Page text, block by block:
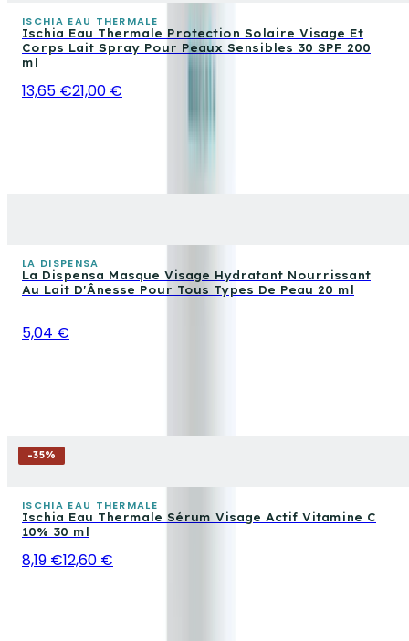
ISCHIA EAU THERMALE
Ischia Eau Thermale Protection Solaire Visage Et
Corps Lait Spray Pour Peaux Sensibles 30 SPF 200
ml
13,65 €21,00 €
LA DISPENSA
La Dispensa Masque Visage Hydratant Nourrissant
Au Lait D'Ânesse Pour Tous Types De Peau 20 ml
5,04 €
-35%
ISCHIA EAU THERMALE
Ischia Eau Thermale Sérum Visage Actif Vitamine C
10% 30 ml
8,19 €12,60 €